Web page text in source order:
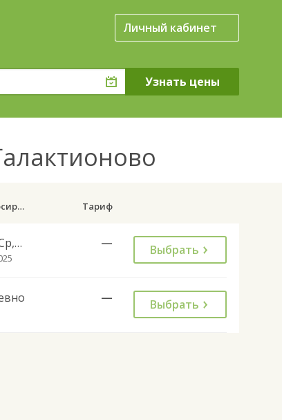
Личный кабинет
Дни курсирования Тариф
Пн,Вт,Ср,Чт,Пт,Вс — Выбрать
— Выбрать